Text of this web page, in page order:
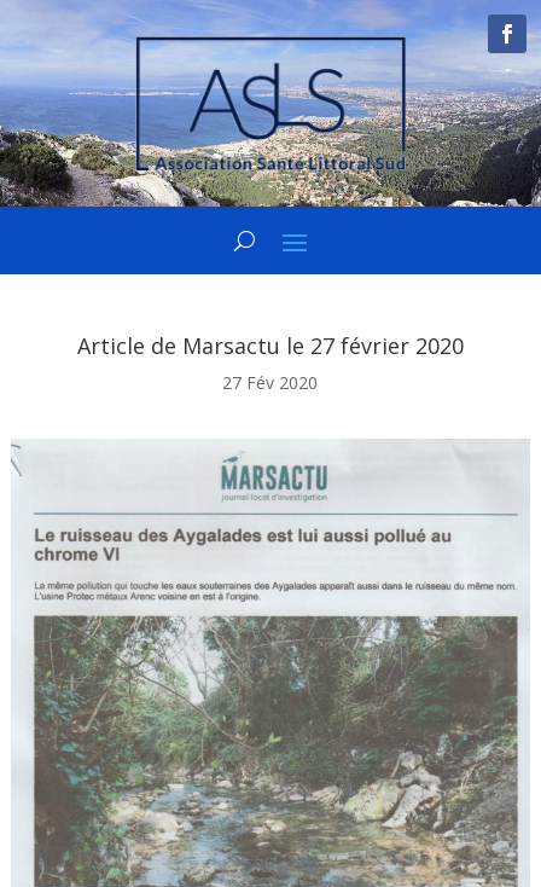
Article de Marsactu le 27 février 2020
27 Fév 2020